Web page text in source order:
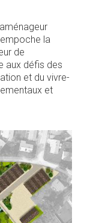
la
de
aux défis des
et du vivre-
et